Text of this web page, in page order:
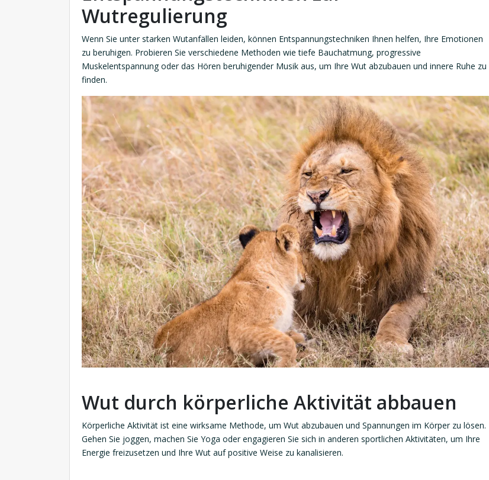
Wutregulierung
Wenn Sie unter starken Wutanfällen leiden, können Entspannungstechniken Ihnen helfen, Ihre Emotionen
zu beruhigen. Probieren Sie verschiedene Methoden wie tiefe Bauchatmung, progressive
Muskelentspannung oder das Hören beruhigender Musik aus, um Ihre Wut abzubauen und innere Ruhe zu
finden.
Wut durch körperliche Aktivität abbauen
Körperliche Aktivität ist eine wirksame Methode, um Wut abzubauen und Spannungen im Körper zu lösen.
Gehen Sie joggen, machen Sie Yoga oder engagieren Sie sich in anderen sportlichen Aktivitäten, um Ihre
Energie freizusetzen und Ihre Wut auf positive Weise zu kanalisieren.